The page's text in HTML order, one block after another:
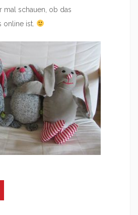
mal schauen, ob das
online ist.